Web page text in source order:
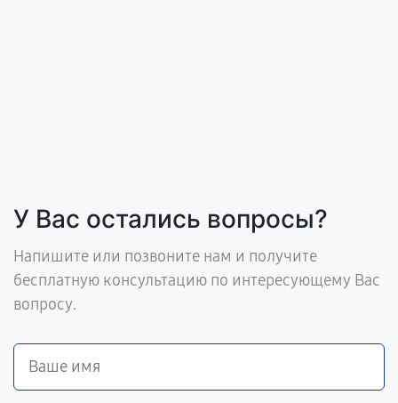
У Вас остались вопросы?
Напишите или позвоните нам и получите
бесплатную консультацию по интересующему Вас
вопросу.